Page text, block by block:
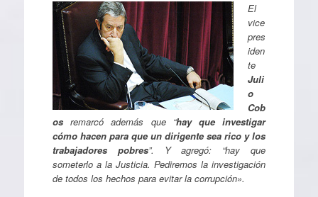
El
vice
pres
iden
te
Juli
o
Cob
os remarcó además que “hay que investigar
cómo hacen para que un dirigente sea rico y los
trabajadores pobres”. Y agregó: “hay que
someterlo a la Justicia. Pediremos la investigación
de todos los hechos para evitar la corrupción».